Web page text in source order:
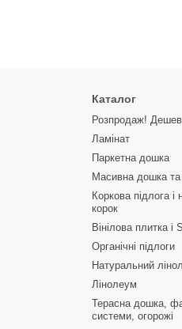
Каталог
Розпродаж!
Ламінат
Паркетна дошка
Масивна дошка та
Коркова підлога і
корок
Вінілова плитка і
Органічні підлоги
Натуральний
Лінолеум
Терасна дошка,
системи, огорожі